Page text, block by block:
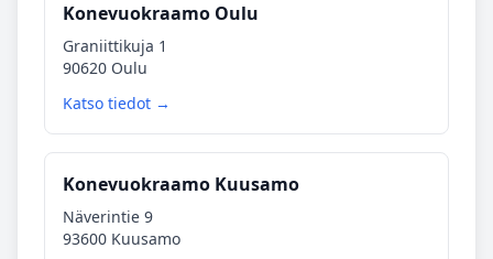
Konevuokraamo Oulu
Graniittikuja 1
90620 Oulu
Katso tiedot →
Konevuokraamo Kuusamo
Näverintie 9
93600 Kuusamo